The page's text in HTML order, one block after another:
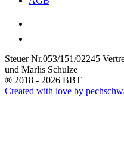
Steuer Nr.053/151/02245
und Marlis Schulze
® 2018 - 2026 BBT
Created with love by